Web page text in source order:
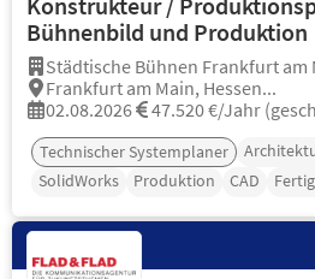
Bühnenbild und Produktion
Städtische Bühnen Frankfurt am
Frankfurt am Main, Hessen...
02.08.2026
47.520 €/Jahr
Technischer Systemplaner
SolidWorks
Produktion CAD